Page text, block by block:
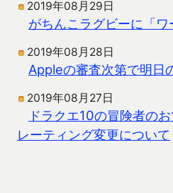
2019年08月29日
がちんこラグビーに「
2019年08月28日
Appleの審査次第で明日
2019年08月27日
ドラクエ10の冒険者の
レーティング変更について